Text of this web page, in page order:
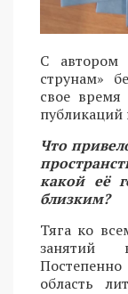
С автором
струнам»
свое
публикаций
Что
какой её
близким?
Тяга ко
занятий
область